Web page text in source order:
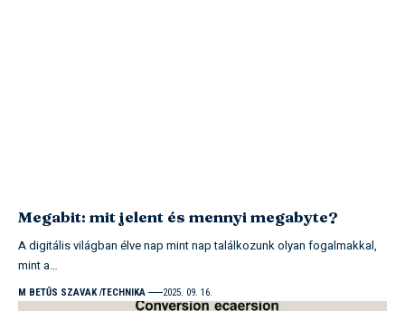
Megabit: mit jelent és mennyi megabyte?
A digitális világban élve nap mint nap találkozunk olyan fogalmakkal,
mint a…
M BETŰS SZAVAK TECHNIKA 2025. 09. 16.